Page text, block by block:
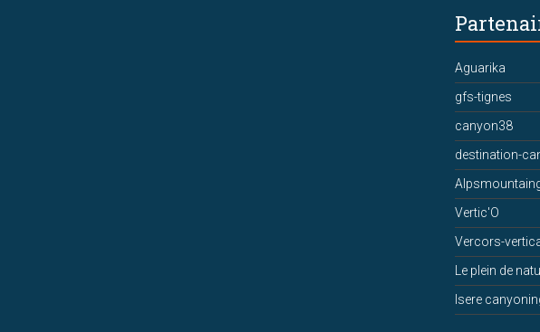
Aguarika
gfs-tignes
canyon38
destination-
Vertic'O
Vercors-
Le plein de
Isere